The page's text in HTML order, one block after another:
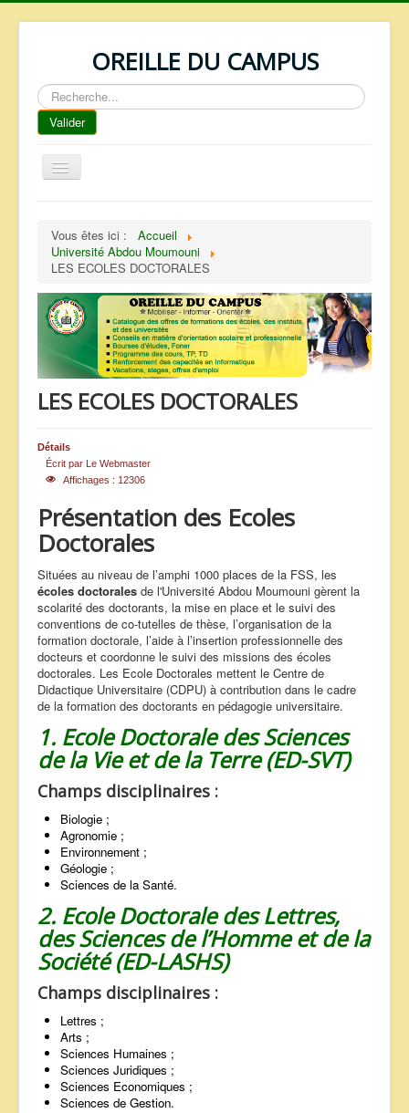
OREILLE DU CAMPUS
Rechercher
Valider
Basculer
la
REPERTOIRE
QUI SOMMES NOUS ?
NOS SERVICES
FAQ
CONTACTS
TELECHARGEMENTS
Vous êtes ici :
Accueil
Université Abdou Moumouni
LES ECOLES DOCTORALES
LES ECOLES DOCTORALES
Détails
Écrit par Le Webmaster
Affichages : 12306
Présentation des Ecoles
Doctorales
Situées au niveau de l’amphi 1000 places de la FSS, les
écoles doctorales de l'Université Abdou Moumouni gèrent la
scolarité des doctorants, la mise en place et le suivi des
conventions de co-tutelles de thèse, l’organisation de la
formation doctorale, l’aide à l’insertion professionnelle des
docteurs et coordonne le suivi des missions des écoles
doctorales. Les Ecole Doctorales mettent le Centre de
Didactique Universitaire (CDPU) à contribution dans le cadre
de la formation des doctorants en pédagogie universitaire.
1. Ecole Doctorale des Sciences
de la Vie et de la Terre (ED-SVT)
Champs disciplinaires :
Biologie ;
Agronomie ;
Environnement ;
Géologie ;
Sciences de la Santé.
2. Ecole Doctorale des Lettres,
des Sciences de l’Homme et de la
Société (ED-LASHS)
Champs disciplinaires :
Lettres ;
Arts ;
Sciences Humaines ;
Sciences Juridiques ;
Sciences Economiques ;
Sciences de Gestion.